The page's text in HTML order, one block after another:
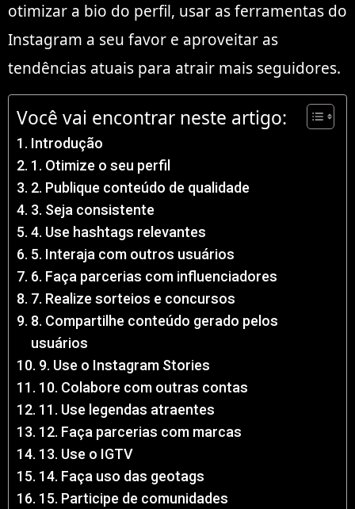
otimizar a bio do perfil, usar as ferramentas do
Instagram a seu favor e aproveitar as
tendências atuais para atrair mais seguidores.
Você vai encontrar neste artigo:
Introdução
1. Otimize o seu perfil
2. Publique conteúdo de qualidade
3. Seja consistente
4. Use hashtags relevantes
5. Interaja com outros usuários
6. Faça parcerias com influenciadores
7. Realize sorteios e concursos
8. Compartilhe conteúdo gerado pelos
usuários
9. Use o Instagram Stories
10. Colabore com outras contas
11. Use legendas atraentes
12. Faça parcerias com marcas
13. Use o IGTV
14. Faça uso das geotags
15. Participe de comunidades